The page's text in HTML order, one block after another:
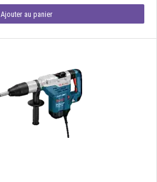
Ajouter au panier